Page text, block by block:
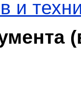
и